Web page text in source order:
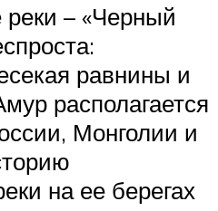
реки – «Черный
равнины и
располагается
Монголии и
на ее берегах